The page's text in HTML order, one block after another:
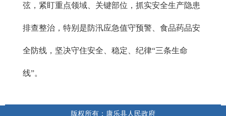
弦，紧盯重点领域、关键部位，抓实安全生产隐患
排查整治，特别是防汛应急值守预警、食品药品安
全防线，坚决守住安全、稳定、纪律“三条生命
线”。
版权所有：康乐县人民政府